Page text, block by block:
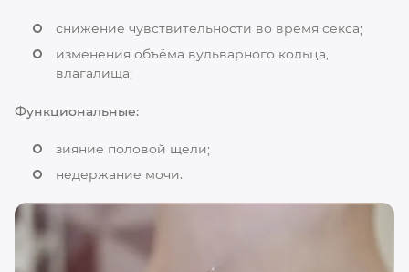
снижение чувствительности во время секса;
изменения объёма вульварного кольца,
влагалища;
Функциональные:
зияние половой щели;
недержание мочи.